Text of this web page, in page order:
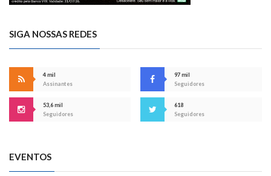
SIGA NOSSAS REDES
4 mil
Assinantes
97 mil
Seguidores
53,6 mil
Seguidores
618
Seguidores
EVENTOS